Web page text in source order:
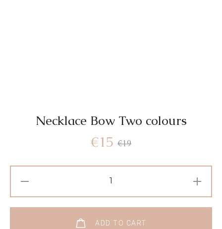
Necklace Bow Two colours
€19
€15
ADD TO CART